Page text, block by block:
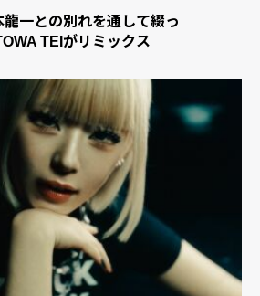
一との別れを通して綴っ
TEIがリミックス